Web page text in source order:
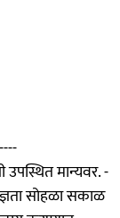
मान्यवर. -
सोहळा सकाळ